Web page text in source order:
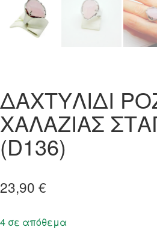
ΔΑΧΤΥΛΙΔΙ
ΧΑΛΑΖΙΑΣ
(D136)
23,90 €
4 σε απόθεμα